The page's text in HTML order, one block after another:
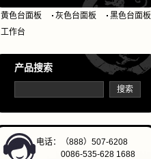
黄色台面板 灰色台面板
黑色台面板
工作台
产品搜索
电话：（888）507-6208
0086-535-628 1688